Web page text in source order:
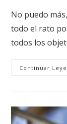
No puedo
todo el rato
todos los
Continuar